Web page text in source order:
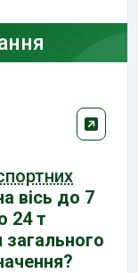
вісь до 7
24 т